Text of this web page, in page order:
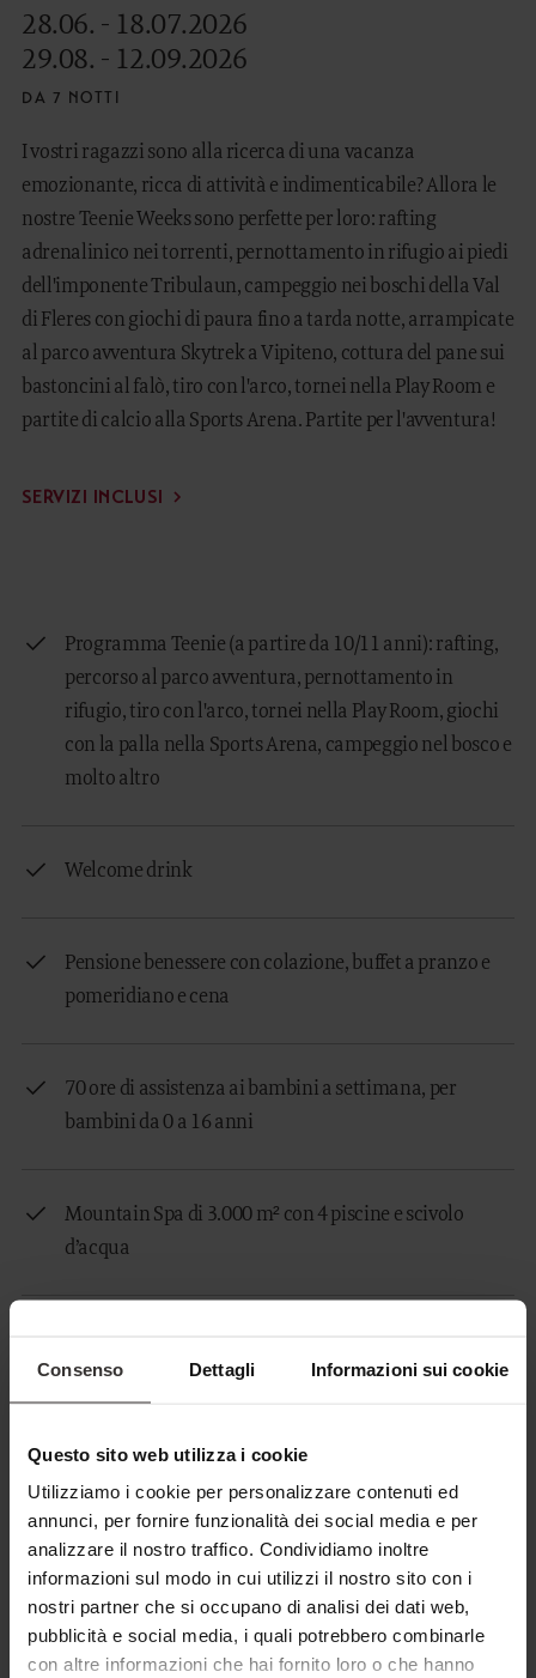
Consenso Dettagli Informazioni sui cookie
Questo sito web utilizza i cookie
Utilizziamo i cookie per personalizzare contenuti ed
annunci, per fornire funzionalità dei social media e per
analizzare il nostro traffico. Condividiamo inoltre
informazioni sul modo in cui utilizzi il nostro sito con i
nostri partner che si occupano di analisi dei dati web,
pubblicità e social media, i quali potrebbero combinarle
con altre informazioni che hai fornito loro o che hanno
28.06. - 18.07.2026
29.08. - 12.09.2026
DA 7 NOTTI
I vostri ragazzi sono alla ricerca di una vacanza
emozionante, ricca di attività e indimenticabile? Allora le
nostre Teenie Weeks sono perfette per loro: rafting
adrenalinico nei torrenti, pernottamento in rifugio ai piedi
dell'imponente Tribulaun, campeggio nei boschi della Val
di Fleres con giochi di paura fino a tarda notte, arrampicate
al parco avventura Skytrek a Vipiteno, cottura del pane sui
bastoncini al falò, tiro con l'arco, tornei nella Play Room e
partite di calcio alla Sports Arena. Partite per l'avventura!
SERVIZI INCLUSI
Programma Teenie (a partire da 10/11 anni): rafting,
percorso al parco avventura, pernottamento in
rifugio, tiro con l'arco, tornei nella Play Room, giochi
con la palla nella Sports Arena, campeggio nel bosco e
molto altro
Welcome drink
Pensione benessere con colazione, buffet a pranzo e
pomeridiano e cena
70 ore di assistenza ai bambini a settimana, per
bambini da 0 a 16 anni
Mountain Spa di 3.000 m² con 4 piscine e scivolo
d’acqua
panoramica relax
1900 €